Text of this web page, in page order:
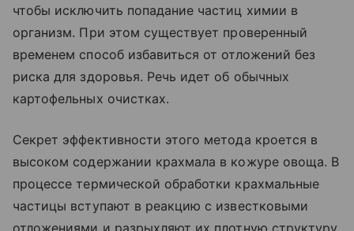
чтобы исключить попадание частиц химии в
организм. При этом существует проверенный
временем способ избавиться от отложений без
риска для здоровья. Речь идет об обычных
картофельных очистках.
Секрет эффективности этого метода кроется в
высоком содержании крахмала в кожуре овоща. В
процессе термической обработки крахмальные
частицы вступают в реакцию с известковыми